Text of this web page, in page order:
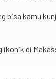
bisa kamu
di